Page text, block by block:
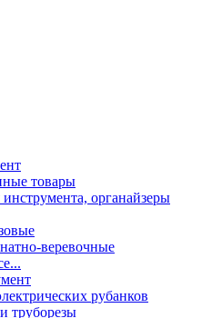
товары
органайзеры
веревочные
рубанков
труборезы